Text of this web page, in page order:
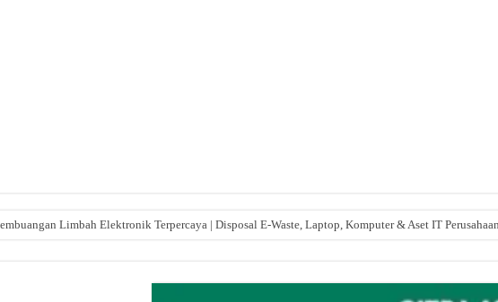
Limbah Elektronik Terpercaya | Disposal E-Waste, Laptop, Komputer & Aset IT